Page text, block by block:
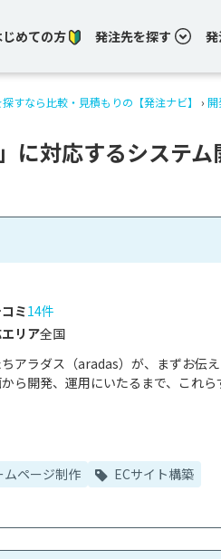
じめての方 発注先を探す
すなら比較・見積もりの【発注ナビ】 › 開
に対応するシステ
アラダス（aradas）が、まずお伝
ら開発、運用にいたるまで、これ
ミ14件
リア全国
ムページ制作 ECサイト構築